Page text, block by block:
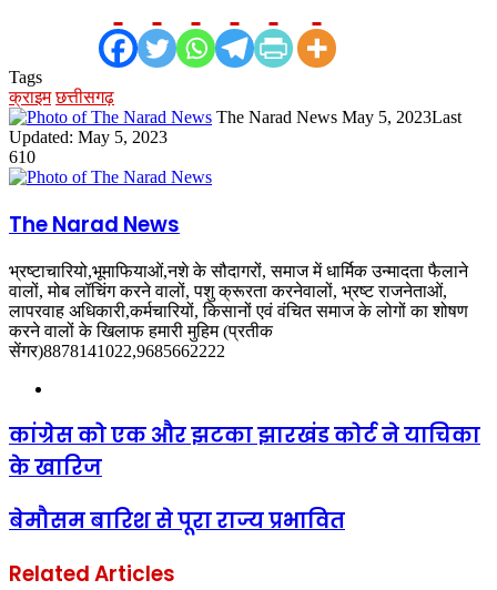
Tags
क्राइम छत्तीसगढ़
The Narad News Send
May 5, 2023Last
Updated: May 5, 2023
610
The Narad News
भ्रष्टाचारियो,भूमाफियाओं,नशे के सौदागरों, समाज में धार्मिक उन्मादता फैलाने
वालों, मोब लॉचिंग करने वालों, पशु क्रूरता करनेवालों, भ्रष्ट राजनेताओं,
लापरवाह अधिकारी,कर्मचारियों, किसानों एवं वंचित समाज के लोगों का शोषण
करने वालों के खिलाफ हमारी मुहिम (प्रतीक
सेंगर)8878141022,9685662222
कांग्रेस को एक और झटका झारखंड कोर्ट ने याचिका
के खारिज
बेमौसम बारिश से पूरा राज्य प्रभावित
Related Articles